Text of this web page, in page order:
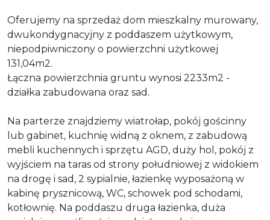
Oferujemy na sprzedaż dom mieszkalny murowany,
dwukondygnacyjny z poddaszem użytkowym,
niepodpiwniczony o powierzchni użytkowej
131,04m2.
Łączna powierzchnia gruntu wynosi 2233m2 -
działka zabudowana oraz sad.
Na parterze znajdziemy wiatrołap, pokój gościnny
lub gabinet, kuchnię widną z oknem, z zabudową
mebli kuchennych i sprzętu AGD, duży hol, pokój z
wyjściem na taras od strony południowej z widokiem
na drogę i sad, 2 sypialnie, łazienkę wyposażoną w
kabinę prysznicową, WC, schowek pod schodami,
kotłownię. Na poddaszu druga łazienka, duża